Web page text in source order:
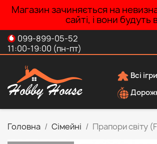
Магазин зачиняється на
сайті, і вони
099-899-05-52
11:00-19:00 (пн-пт)
Всі ігри
Головна Сімейні Прапори світу